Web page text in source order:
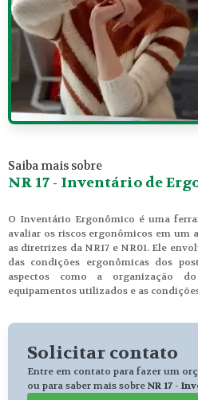
Saiba mais sobre
NR 17 - Inventário de
O Inventário Ergonômico é uma
avaliar os riscos ergonômicos em um
as diretrizes da NR17 e NR01. Ele
das condições ergonômicas dos
aspectos como a organização
equipamentos utilizados e as
Solicitar contato
Entre em contato para fazer um
ou para saber mais sobreNR 17 -